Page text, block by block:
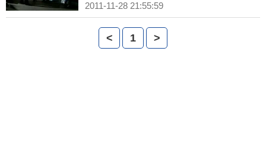
2011-11-28 21:55:59
< 1 >